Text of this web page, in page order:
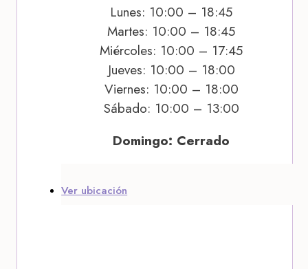
Lunes: 10:00 – 18:45
Martes: 10:00 – 18:45
Miércoles: 10:00 – 17:45
Jueves: 10:00 – 18:00
Viernes: 10:00 – 18:00
Sábado: 10:00 – 13:00
Domingo: Cerrado
Ver ubicación